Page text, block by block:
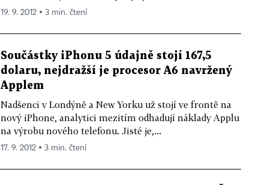
19. 9. 2012 ▪ 3 min. čtení
Součástky iPhonu 5 údajně stojí 167,5
dolaru, nejdražší je procesor A6 navržený
Applem
Nadšenci v Londýně a New Yorku už stojí ve frontě na
nový iPhone, analytici mezitím odhadují náklady Applu
na výrobu nového telefonu. Jisté je,...
17. 9. 2012 ▪ 3 min. čtení